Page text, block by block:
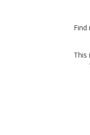
Find
This